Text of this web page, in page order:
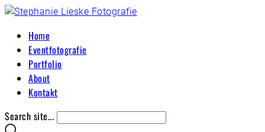
Home
Eventfotografie
Portfolio
About
Kontakt
Search site...